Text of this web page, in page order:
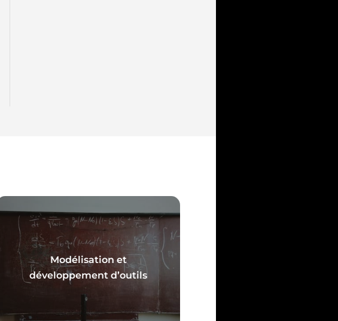
Modélisation et
développement d’outils
En savoir plus